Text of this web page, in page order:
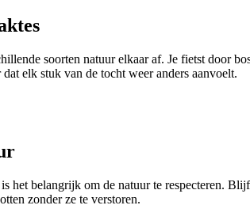
soorten natuur elkaar af. Je fietst door
elk stuk van de tocht weer anders aanvoelt.
het belangrijk om de natuur te respecteren.
zonder ze te verstoren.